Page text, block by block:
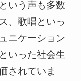
いう声も多数
、歌唱といっ
ニケーション
いった社会生
されていま